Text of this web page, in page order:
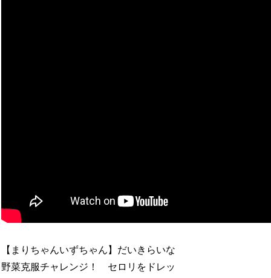
【まりちゃんいずちゃん】だいきらいな
野菜克服チャレンジ！ セロリをドレッ